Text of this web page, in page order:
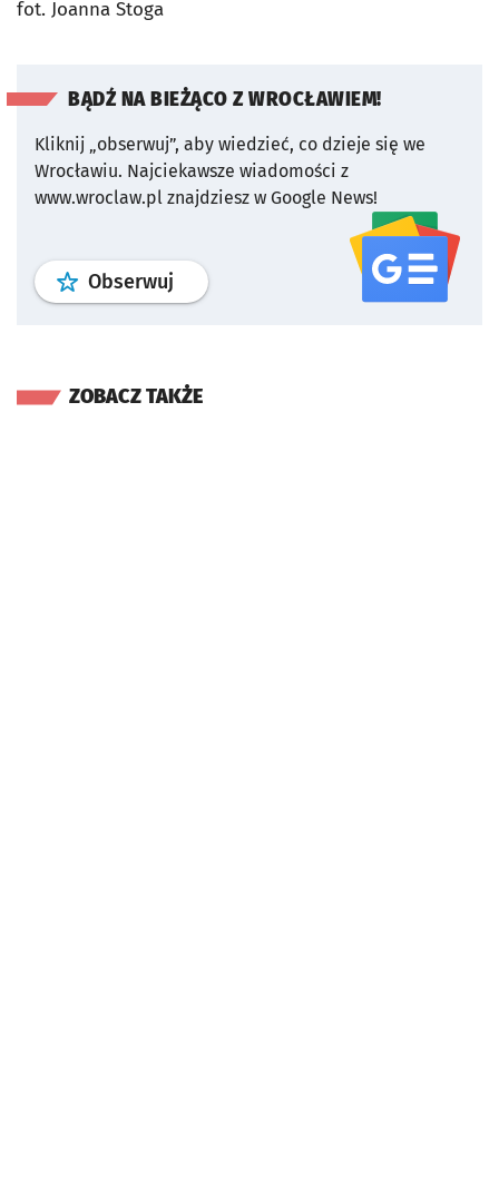
fot. Joanna Stoga
BĄDŹ NA BIEŻĄCO Z WROCŁAWIEM!
Kliknij „obserwuj”, aby wiedzieć, co dzieje się we
Wrocławiu. Najciekawsze wiadomości z
www.wroclaw.pl znajdziesz w Google News!
Obserwuj profil serwisu
ZOBACZ TAKŻE